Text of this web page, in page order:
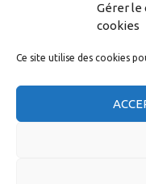
Gérer le
cookies
Ce site utilise des cookies
RESTER EN